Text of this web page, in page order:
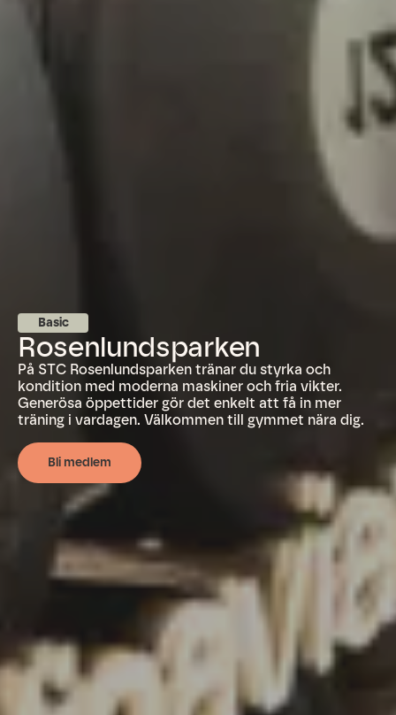
Basic
Rosenlundsparken
På STC Rosenlundsparken tränar du styrka och
kondition med moderna maskiner och fria vikter.
Generösa öppettider gör det enkelt att få in mer
träning i vardagen. Välkommen till gymmet nära dig.
Bli medlem